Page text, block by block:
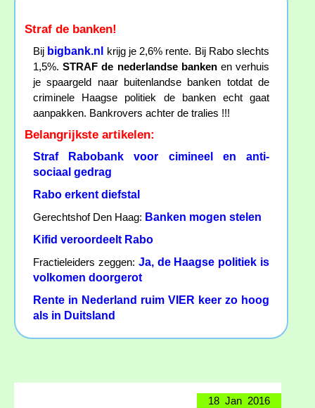
Straf de banken!
Bij bigbank.nl
krijg je 2,6% rente. Bij Rabo slechts
1,5%.STRAF de nederlandse bankenen verhuis
je spaargeld naar buitenlandse banken totdat de
criminele Haagse politiek de banken echt gaat
aanpakken. Bankrovers achter de tralies !!!
Belangrijkste artikelen:
Straf Rabobank voor cimineel en anti-
sociaal gedrag
Rabo erkent diefstal
Gerechtshof Den Haag: Banken mogen stelen
Kifid veroordeelt Rabo
Fractieleiders zeggen: Ja, de Haagse politiek is
volkomen doorgerot
Rente in Nederland ruim VIER keer zo hoog
als in Duitsland
18 Jan 2016